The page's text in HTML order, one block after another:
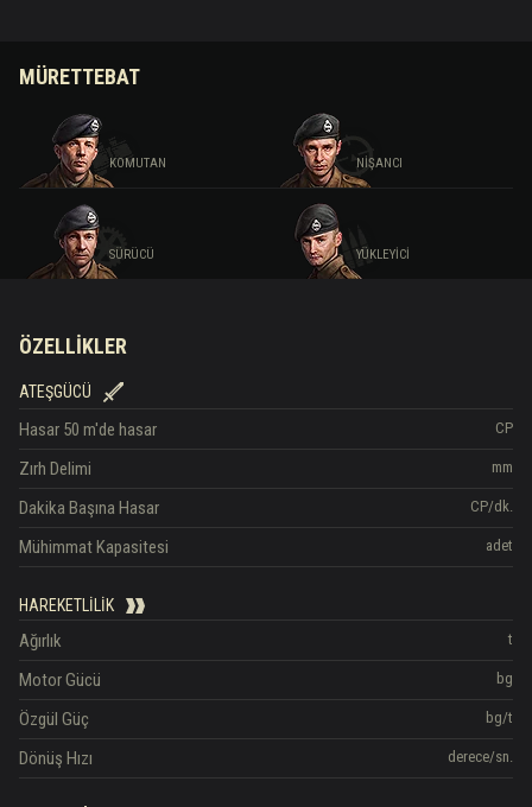
MÜRETTEBAT
KOMUTAN NIŞANCI
SÜRÜCÜ YÜKLEYICI
ÖZELLIKLER
ATEŞGÜCÜ
CP
Hasar 50 m'de hasar
mm
Zırh Delimi
CP/dk.
Dakika Başına Hasar
adet
Mühimmat Kapasitesi
HAREKETLILIK
t
Ağırlık
bg
Motor Gücü
bg/t
Özgül Güç
derece/sn.
Dönüş Hızı